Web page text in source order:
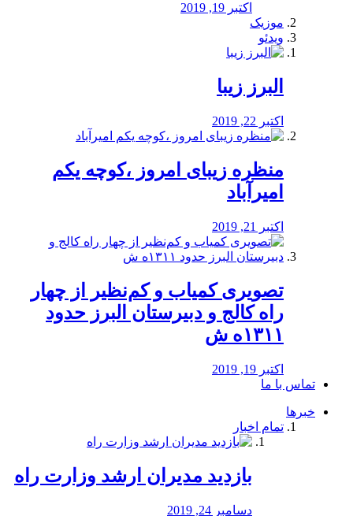
اکتبر 19, 2019
موزیک
ویدئو
البرز زیبا
اکتبر 22, 2019
منظره‌‌ زیبای امروز ،کوچه یکم
امیرآباد
اکتبر 21, 2019
️تصویری کمیاب و کم‌نظیر از چهار
راه كالج و دبيرستان البرز حدود
۱۳۱۱ه ش
اکتبر 19, 2019
تماس با ما
خبرها
تمام اخبار
بازدید مدیران ارشد وزارت راه
دسامبر 24, 2019